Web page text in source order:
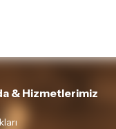
& Hizmetlerimiz